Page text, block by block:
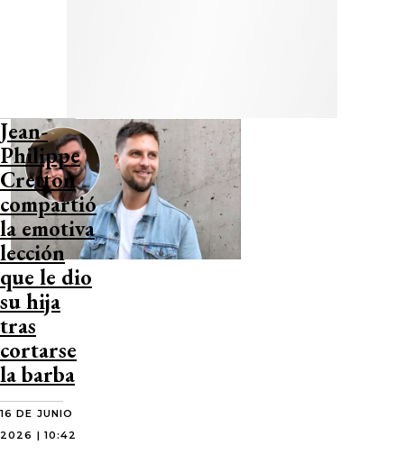
Jean-
Philippe
Cretton
compartió
la emotiva
lección
que le dio
su hija
tras
cortarse
la barba
16 DE JUNIO
2026 | 10:42